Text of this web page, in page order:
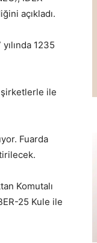
açıkladı.
1235
şirketlerle ile
Fuarda
Komutalı
25 Kule ile